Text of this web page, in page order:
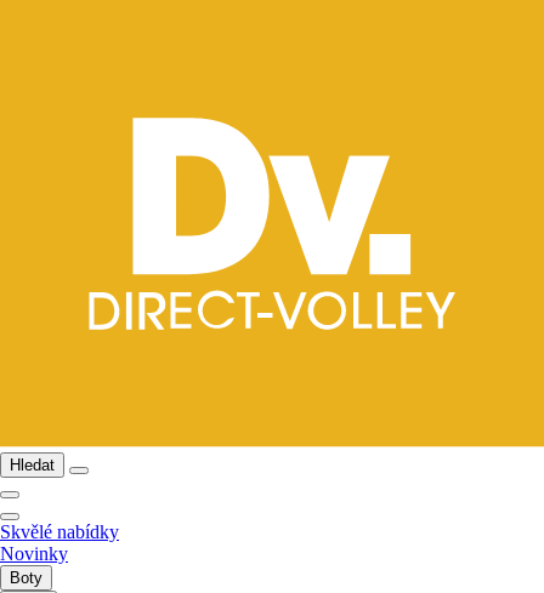
Hledat
Skvělé nabídky
Novinky
Boty